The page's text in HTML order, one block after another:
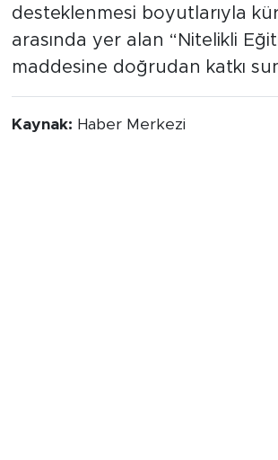
desteklenmesi boyutlarıyla
arasında yer alan “Nitelikli
maddesine doğrudan katkı
Kaynak: Haber Merkezi